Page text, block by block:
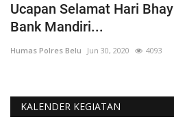
Ucapan Selamat Hari
Bank Mandiri...
Humas Polres Belu Jun 30, 2020 4093
KALENDER KEGIATAN